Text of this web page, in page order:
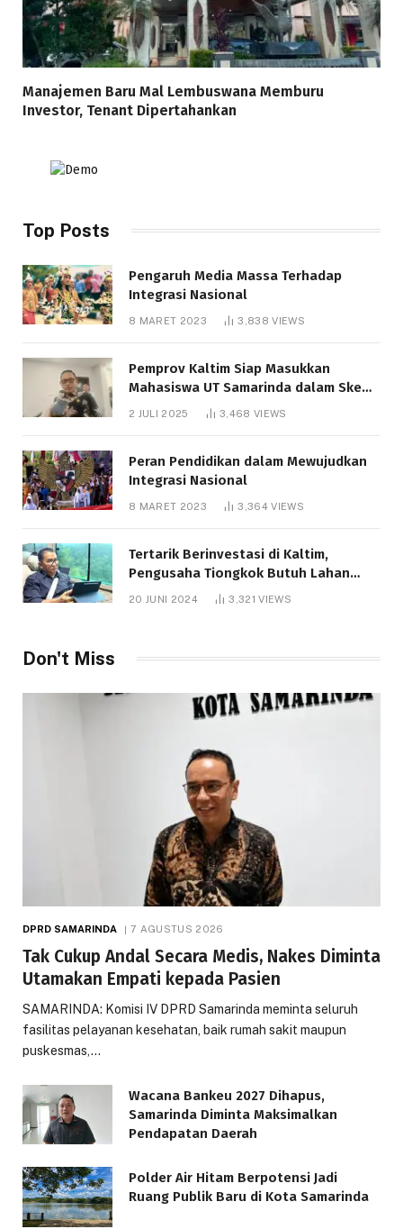
Manajemen Baru Mal Lembuswana Memburu
Investor, Tenant Dipertahankan
Top Posts
Pengaruh Media Massa Terhadap
Integrasi Nasional
8 MARET 2023 3,838VIEWS
Pemprov Kaltim Siap Masukkan
Mahasiswa UT Samarinda dalam Skema
Bantuan Pendidikan Gratispol
2 JULI 2025 3,468 VIEWS
Peran Pendidikan dalam Mewujudkan
Integrasi Nasional
8 MARET 2023 3,364VIEWS
Tertarik Berinvestasi di Kaltim,
Pengusaha Tiongkok Butuh Lahan
1.000 Hektare
20 JUNI 2024 3,321VIEWS
Don't Miss
DPRD SAMARINDA 7 AGUSTUS 2026
Tak Cukup Andal Secara Medis, Nakes Diminta
Utamakan Empati kepada Pasien
SAMARINDA: Komisi IV DPRD Samarinda meminta seluruh
fasilitas pelayanan kesehatan, baik rumah sakit maupun
puskesmas,…
Wacana Bankeu 2027 Dihapus,
Samarinda Diminta Maksimalkan
Pendapatan Daerah
Polder Air Hitam Berpotensi Jadi
Ruang Publik Baru di Kota Samarinda